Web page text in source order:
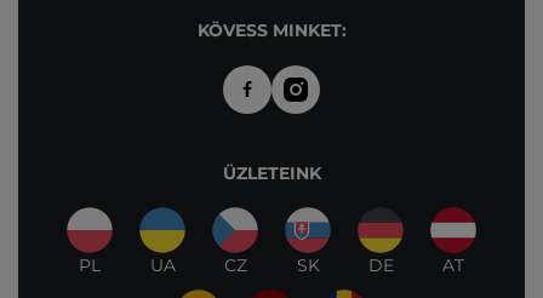
KÖVESS MINKET:
ÜZLETEINK
PL UA CZ SK DE AT